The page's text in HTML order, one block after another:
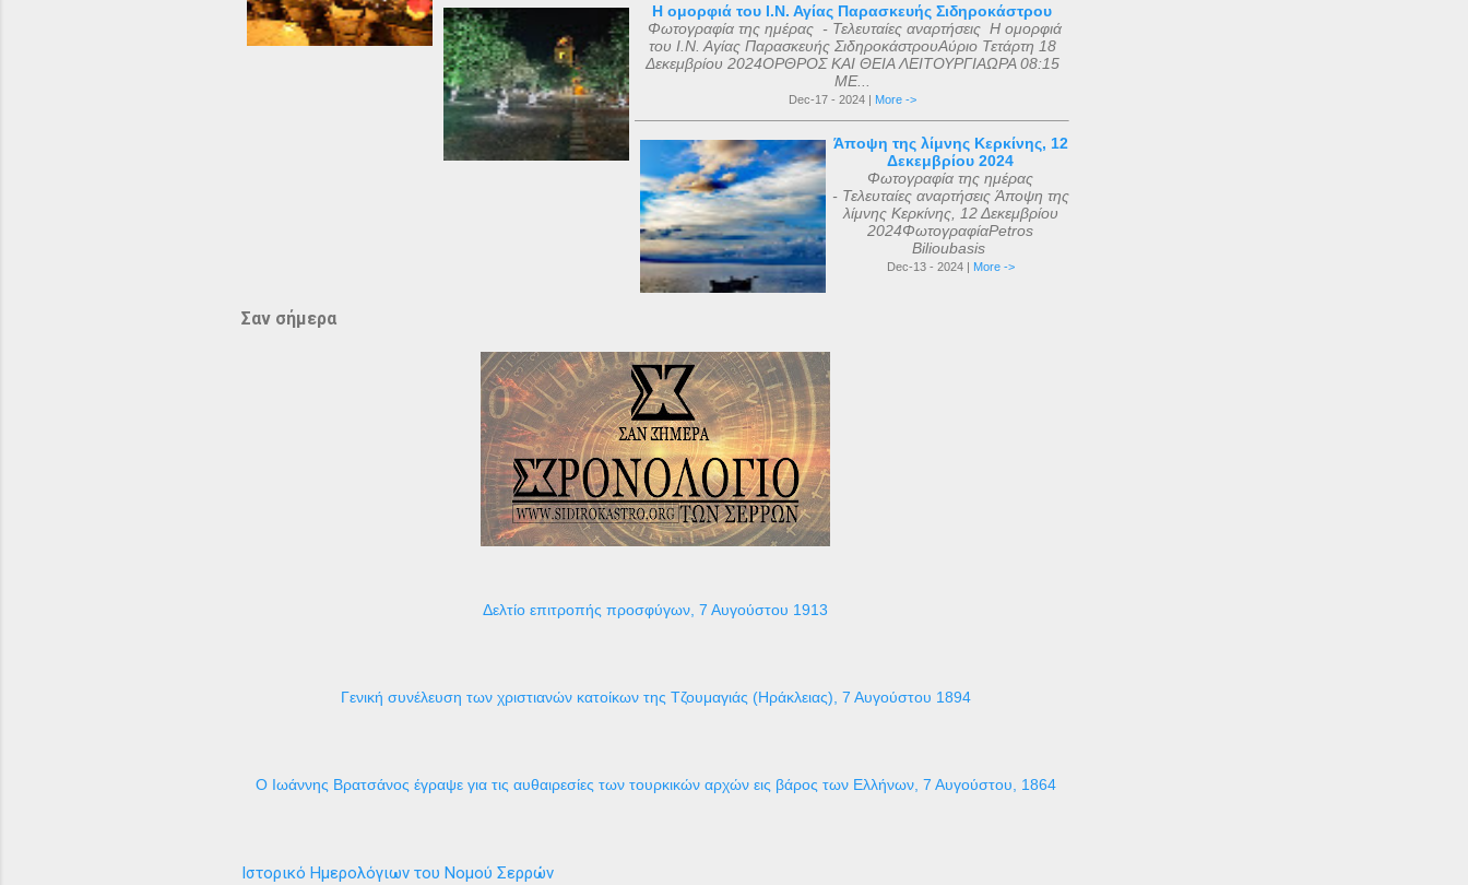
Η ομορφιά του Ι.Ν. Αγίας Παρασκευής Σιδηροκάστρου
Φωτογραφία της ημέρας - Τελευταίες αναρτήσεις Η ομορφιά
του Ι.Ν. Αγίας Παρασκευής ΣιδηροκάστρουΑύριο Τετάρτη 18
Δεκεμβρίου 2024ΟΡΘΡΟΣ ΚΑΙ ΘΕΙΑ ΛΕΙΤΟΥΡΓΙΑΩΡΑ 08:15
ΜΕ...
Dec-17 - 2024 | More ->
Άποψη της λίμνης Κερκίνης, 12
Δεκεμβρίου 2024
Φωτογραφία της ημέρας
- Τελευταίες αναρτήσεις Άποψη της
λίμνης Κερκίνης, 12 Δεκεμβρίου
2024ΦωτογραφίαPetros
Bilioubasis
Dec-13 - 2024 | More ->
Σαν σήμερα
Δελτίο επιτροπής προσφύγων, 7 Αυγούστου 1913
Γενική συνέλευση των χριστιανών κατοίκων της Τζουμαγιάς (Ηράκλειας), 7 Αυγούστου 1894
Ο Ιωάννης Βρατσάνος έγραψε για τις αυθαιρεσίες των τουρκικών αρχών εις βάρος των Ελλήνων, 7 Αυγούστου, 1864
Ιστορικό Ημερολόγιων του Νομού Σερρών